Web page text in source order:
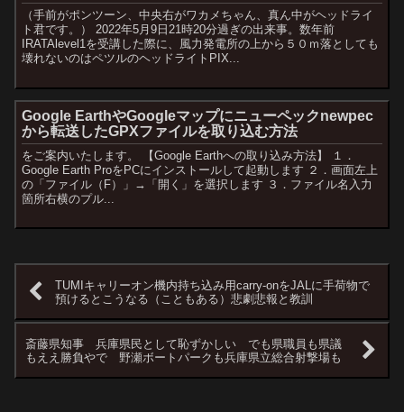
（手前がポンツーン、中央右がワカメちゃん、真ん中がヘッドライ
ト君です。） 2022年5月9日21時20分過ぎの出来事。数年前
IRATAlevel1を受講した際に、風力発電所の上から５０ｍ落としても
壊れないのはペツルのヘッドライトPIX...
Google EarthやGoogleマップにニューペックnewpec
から転送したGPXファイルを取り込む方法
をご案内いたします。 【Google Earthへの取り込み方法】 １．
Google Earth ProをPCにインストールして起動します ２．画面左上
の「ファイル（F）」→「開く」を選択します ３．ファイル名入力
箇所右横のプル...
TUMIキャリーオン機内持ち込み用carry-onをJALに手荷物で
預けるとこうなる（こともある）悲劇悲報と教訓
斎藤県知事 兵庫県民として恥ずかしい でも県職員も県議
もええ勝負やで 野瀬ボートパークも兵庫県立総合射撃場も